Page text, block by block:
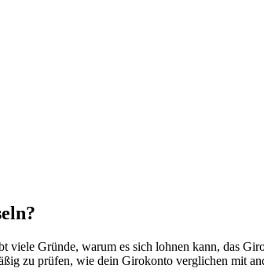
Gründe, warum es sich lohnen kann, das
zu prüfen, wie dein Girokonto verglichen mit